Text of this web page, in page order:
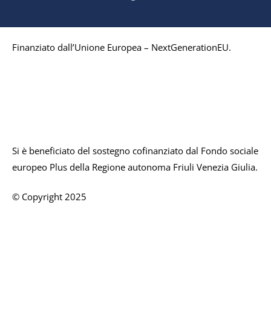
Finanziato dall’Unione Europea – NextGenerationEU.
Si è beneficiato del sostegno cofinanziato dal Fondo sociale
europeo Plus della Regione autonoma Friuli Venezia Giulia.
© Copyright 2025